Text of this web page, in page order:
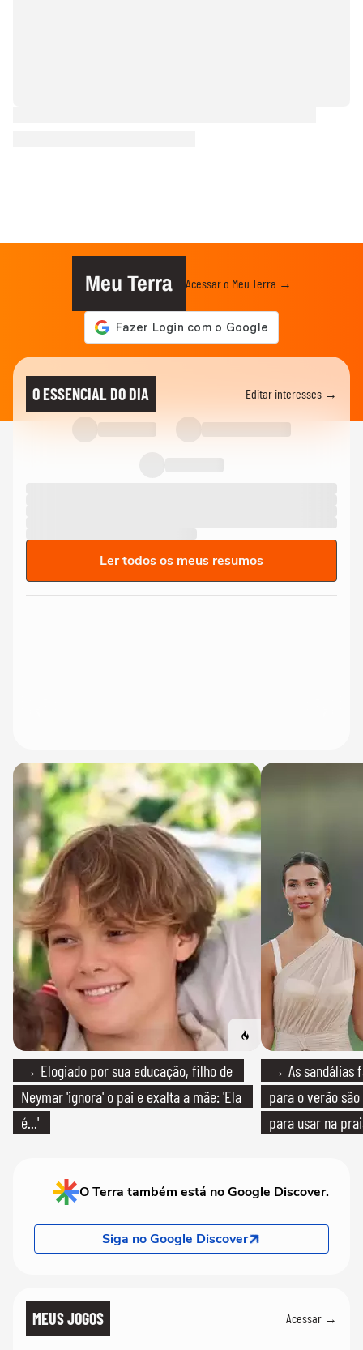
Meu Terra Acessar o Meu Terra →
O ESSENCIAL DO DIA Editar interesses →
Ler todos os meus resumos
→ Elogiado por sua educação, filho de
Neymar 'ignora' o pai e exalta a mãe: 'Ela
é...'
→ As sandálias
para o verão
para usar na
O Terra também está no Google Discover.
Siga no Google Discover
MEUS JOGOS Acessar →